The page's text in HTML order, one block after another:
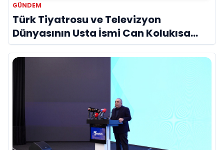
GÜNDEM
Türk Tiyatrosu ve Televizyon
Dünyasının Usta İsmi Can Kolukısa
Hayatını Kaybetti